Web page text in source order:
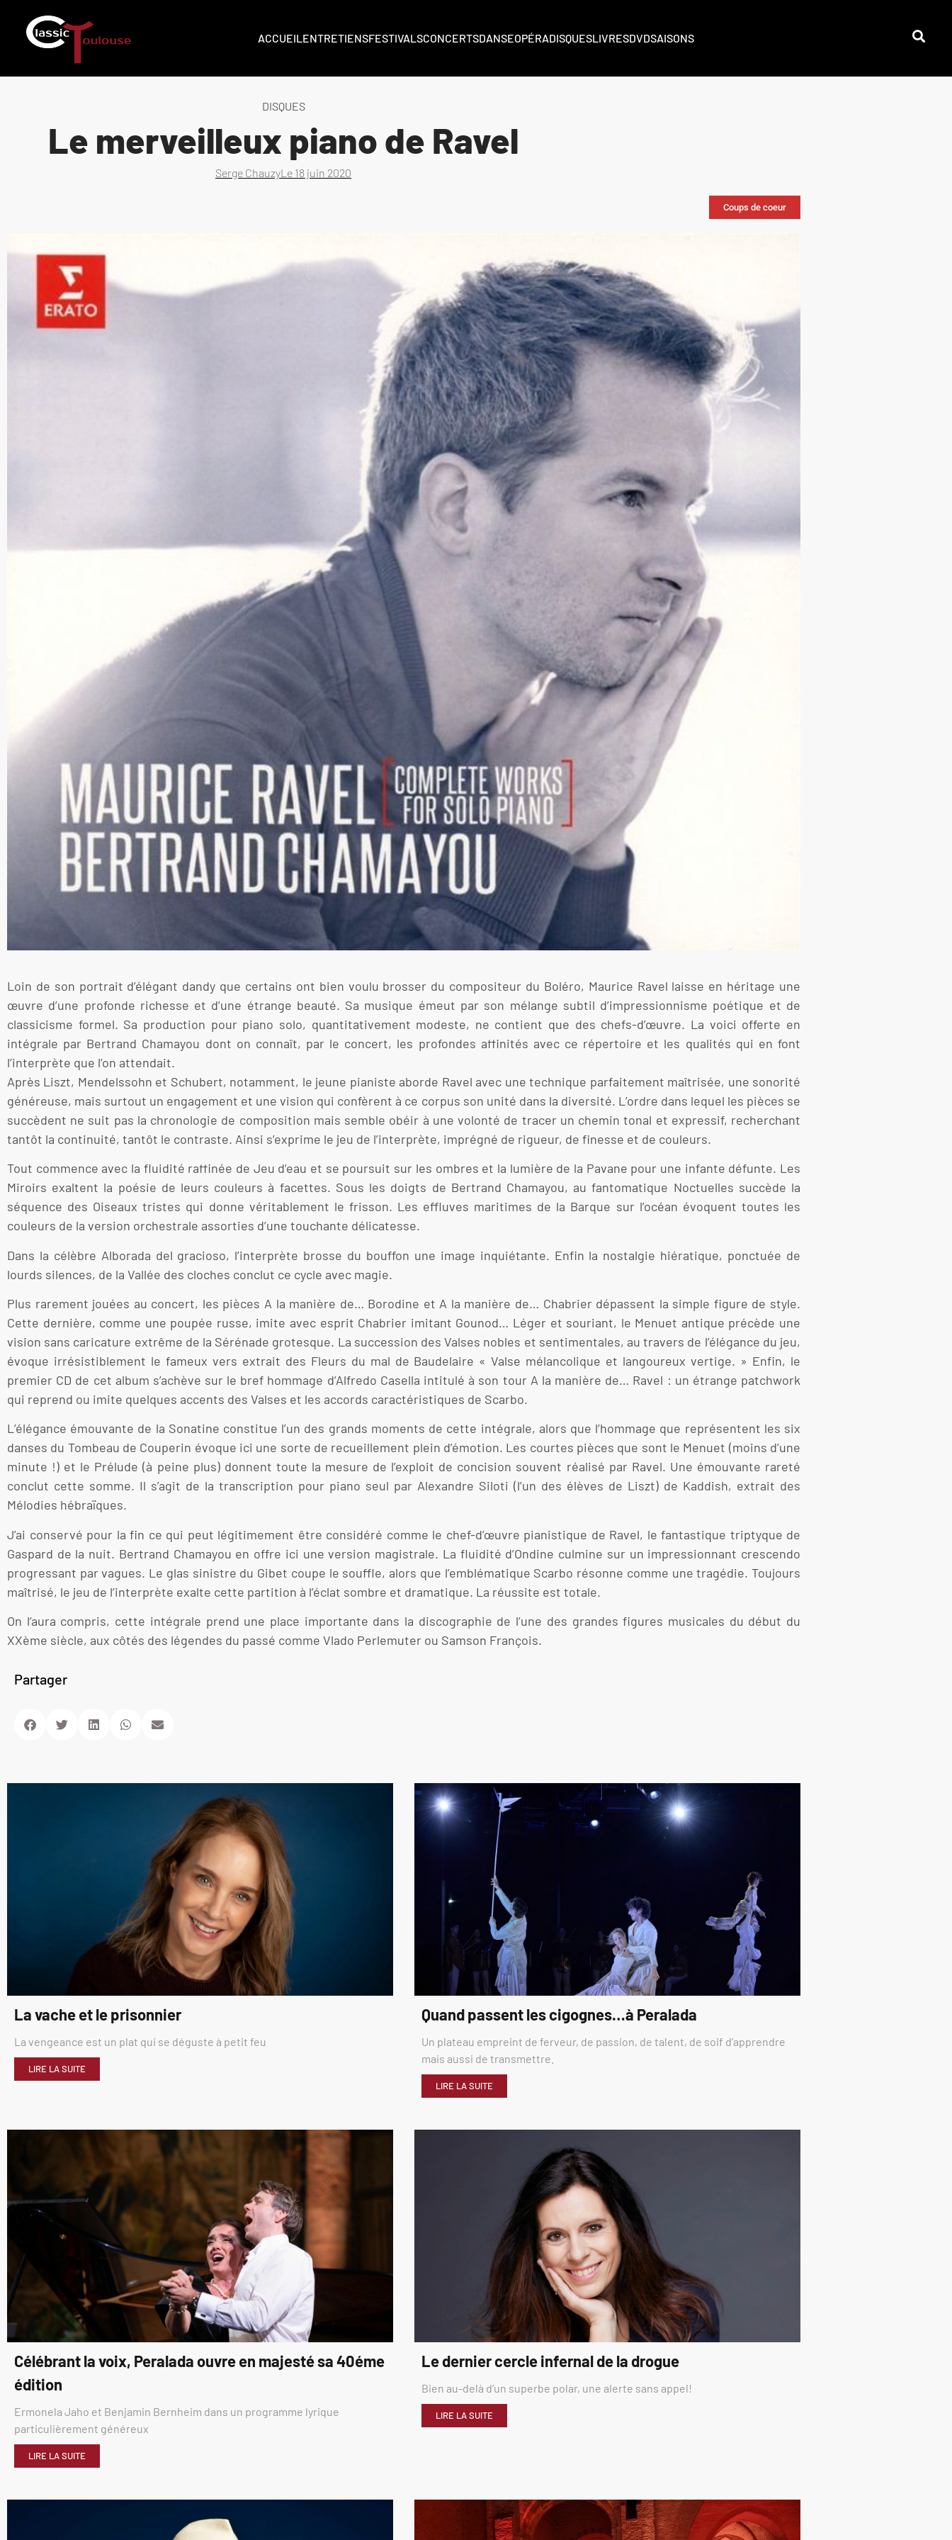
ACCUEILENTRETIENSFESTIVALSCONCERTSDANSEOPÉRADISQUESLIVRESDVDSAISONS
DISQUES
Le merveilleux piano de Ravel
Serge ChauzyLe 18 juin 2020
Coups de coeur
Loin de son portrait d’élégant dandy que certains ont bien voulu brosser du compositeur du Boléro, Maurice Ravel laisse en héritage une
œuvre d’une profonde richesse et d’une étrange beauté. Sa musique émeut par son mélange subtil d’impressionnisme poétique et de
classicisme formel. Sa production pour piano solo, quantitativement modeste, ne contient que des chefs-d’œuvre. La voici offerte en
intégrale par Bertrand Chamayou dont on connaît, par le concert, les profondes affinités avec ce répertoire et les qualités qui en font
l’interprète que l’on attendait.
Après Liszt, Mendelssohn et Schubert, notamment, le jeune pianiste aborde Ravel avec une technique parfaitement maîtrisée, une sonorité
généreuse, mais surtout un engagement et une vision qui confèrent à ce corpus son unité dans la diversité. L’ordre dans lequel les pièces se
succèdent ne suit pas la chronologie de composition mais semble obéir à une volonté de tracer un chemin tonal et expressif, recherchant
tantôt la continuité, tantôt le contraste. Ainsi s’exprime le jeu de l’interprète, imprégné de rigueur, de finesse et de couleurs.
Tout commence avec la fluidité raffinée de Jeu d’eau et se poursuit sur les ombres et la lumière de la Pavane pour une infante défunte. Les
Miroirs exaltent la poésie de leurs couleurs à facettes. Sous les doigts de Bertrand Chamayou, au fantomatique Noctuelles succède la
séquence des Oiseaux tristes qui donne véritablement le frisson. Les effluves maritimes de la Barque sur l’océan évoquent toutes les
couleurs de la version orchestrale assorties d’une touchante délicatesse.
Dans la célèbre Alborada del gracioso, l’interprète brosse du bouffon une image inquiétante. Enfin la nostalgie hiératique, ponctuée de
lourds silences, de la Vallée des cloches conclut ce cycle avec magie.
Plus rarement jouées au concert, les pièces A la manière de… Borodine et A la manière de… Chabrier dépassent la simple figure de style.
Cette dernière, comme une poupée russe, imite avec esprit Chabrier imitant Gounod… Léger et souriant, le Menuet antique précède une
vision sans caricature extrême de la Sérénade grotesque. La succession des Valses nobles et sentimentales, au travers de l’élégance du jeu,
évoque irrésistiblement le fameux vers extrait des Fleurs du mal de Baudelaire « Valse mélancolique et langoureux vertige. » Enfin, le
premier CD de cet album s’achève sur le bref hommage d’Alfredo Casella intitulé à son tour A la manière de… Ravel : un étrange patchwork
qui reprend ou imite quelques accents des Valses et les accords caractéristiques de Scarbo.
L’élégance émouvante de la Sonatine constitue l’un des grands moments de cette intégrale, alors que l’hommage que représentent les six
danses du Tombeau de Couperin évoque ici une sorte de recueillement plein d’émotion. Les courtes pièces que sont le Menuet (moins d’une
minute !) et le Prélude (à peine plus) donnent toute la mesure de l’exploit de concision souvent réalisé par Ravel. Une émouvante rareté
conclut cette somme. Il s’agit de la transcription pour piano seul par Alexandre Siloti (l’un des élèves de Liszt) de Kaddish, extrait des
Mélodies hébraïques.
J’ai conservé pour la fin ce qui peut légitimement être considéré comme le chef-d’œuvre pianistique de Ravel, le fantastique triptyque de
Gaspard de la nuit. Bertrand Chamayou en offre ici une version magistrale. La fluidité d’Ondine culmine sur un impressionnant crescendo
progressant par vagues. Le glas sinistre du Gibet coupe le souffle, alors que l’emblématique Scarbo résonne comme une tragédie. Toujours
maîtrisé, le jeu de l’interprète exalte cette partition à l’éclat sombre et dramatique. La réussite est totale.
On l’aura compris, cette intégrale prend une place importante dans la discographie de l’une des grandes figures musicales du début du
XXème siècle, aux côtés des légendes du passé comme Vlado Perlemuter ou Samson François.
Partager
La vache et le prisonnier
La vengeance est un plat qui se déguste à petit feu
LIRE LA SUITE
Quand passent les cigognes…à Peralada
Un plateau empreint de ferveur, de passion, de talent, de soif d’apprendre
mais aussi de transmettre.
LIRE LA SUITE
Célébrant la voix, Peralada ouvre en majesté sa 40éme
édition
Ermonela Jaho et Benjamin Bernheim dans un programme lyrique
particulièrement généreux
LIRE LA SUITE
Le dernier cercle infernal de la drogue
Bien au-delà d’un superbe polar, une alerte sans appel!
LIRE LA SUITE